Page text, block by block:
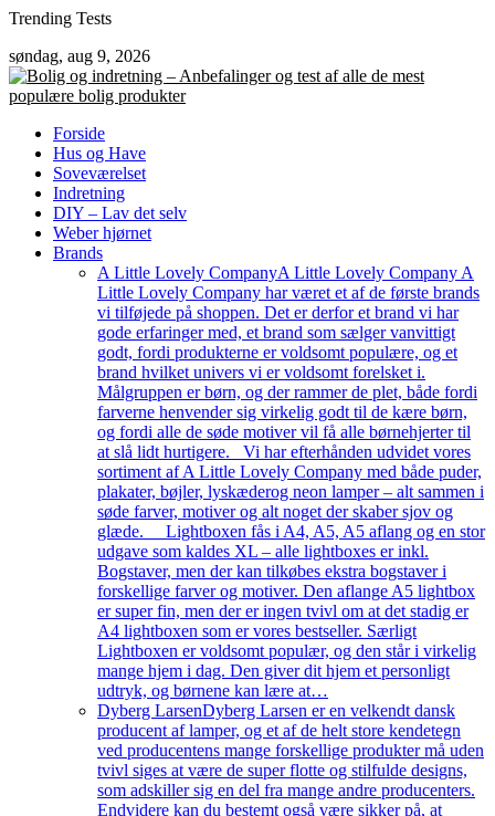
Skip
content
Trending Tests
søndag, aug 9, 2026
Forside
Hus og Have
Soveværelset
Indretning
DIY – Lav det selv
Weber hjørnet
Brands
A Little Lovely CompanyA Little Lovely Company A
Little Lovely Company har været et af de første brands
vi tilføjede på shoppen. Det er derfor et brand vi har
gode erfaringer med, et brand som sælger vanvittigt
godt, fordi produkterne er voldsomt populære, og et
brand hvilket univers vi er voldsomt forelsket i.
Målgruppen er børn, og der rammer de plet, både fordi
farverne henvender sig virkelig godt til de kære børn,
og fordi alle de søde motiver vil få alle børnehjerter til
at slå lidt hurtigere. Vi har efterhånden udvidet vores
sortiment af A Little Lovely Company med både puder,
plakater, bøjler, lyskæderog neon lamper – alt sammen i
søde farver, motiver og alt noget der skaber sjov og
glæde. Lightboxen fås i A4, A5, A5 aflang og en stor
udgave som kaldes XL – alle lightboxes er inkl.
Bogstaver, men der kan tilkøbes ekstra bogstaver i
forskellige farver og motiver. Den aflange A5 lightbox
er super fin, men der er ingen tvivl om at det stadig er
A4 lightboxen som er vores bestseller. Særligt
Lightboxen er voldsomt populær, og den står i virkelig
mange hjem i dag. Den giver dit hjem et personligt
udtryk, og børnene kan lære at…
Dyberg LarsenDyberg Larsen er en velkendt dansk
producent af lamper, og et af de helt store kendetegn
ved producentens mange forskellige produkter må uden
tvivl siges at være de super flotte og stilfulde designs,
som adskiller sig en del fra mange andre producenters.
Endvidere kan du bestemt også være sikker på, at